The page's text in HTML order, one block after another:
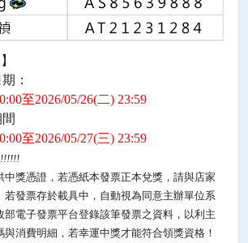
：
至2026/05/26(二) 23:59
至2026/05/27(三) 23:59
中獎憑證，若憑紙本發票正本兌獎，請與店家
若發票存於載具中，自動視為同意主辦單位系
部電子發票平台登錄該筆發票之資料，以利主
消費明細，若幸運中獎才能符合領獎資格！